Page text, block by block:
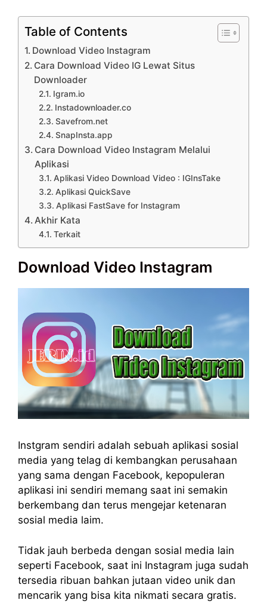
Table of Contents
Download Video Instagram
Cara Download Video IG Lewat Situs
Downloader
Igram.io
Instadownloader.co
Savefrom.net
SnapInsta.app
Cara Download Video Instagram Melalui
Aplikasi
Aplikasi Video Download Video : IGInsTake
Aplikasi QuickSave
Aplikasi FastSave for Instagram
Akhir Kata
Terkait
Download Video Instagram
Instgram sendiri adalah sebuah aplikasi sosial
media yang telag di kembangkan perusahaan
yang sama dengan Facebook, kepopuleran
aplikasi ini sendiri memang saat ini semakin
berkembang dan terus mengejar ketenaran
sosial media laim.
Tidak jauh berbeda dengan sosial media lain
seperti Facebook, saat ini Instagram juga sudah
tersedia ribuan bahkan jutaan video unik dan
mencarik yang bisa kita nikmati secara gratis.